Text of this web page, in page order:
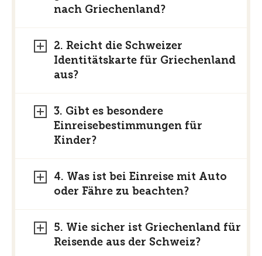
nach Griechenland?
2. Reicht die Schweizer
Identitätskarte für Griechenland
aus?
3. Gibt es besondere
Einreisebestimmungen für
Kinder?
4. Was ist bei Einreise mit Auto
oder Fähre zu beachten?
5. Wie sicher ist Griechenland für
Reisende aus der Schweiz?